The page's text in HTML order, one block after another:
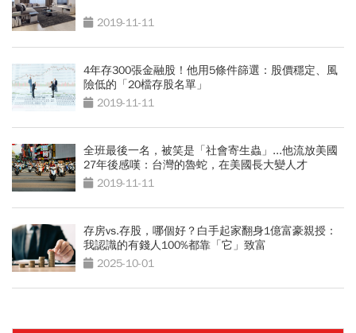
2019-11-11
4年存300張金融股！他用5條件篩選：股價穩定、風
險低的「20檔存股名單」
2019-11-11
全班最後一名，被笑是「社會寄生蟲」...他流放美國
27年後感嘆：台灣的魯蛇，在美國長大變人才
2019-11-11
存房vs.存股，哪個好？白手起家翻身1億富豪親授：
我認識的有錢人100%都靠「它」致富
2025-10-01